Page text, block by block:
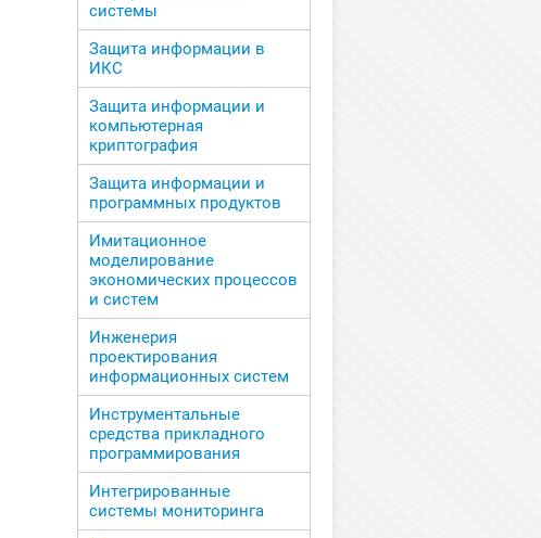
системы
Защита информации в
ИКС
Защита информации и
компьютерная
криптография
Защита информации и
программных продуктов
Имитационное
моделирование
экономических процессов
и систем
Инженерия
проектирования
информационных систем
Инструментальные
средства прикладного
программирования
Интегрированные
системы мониторинга